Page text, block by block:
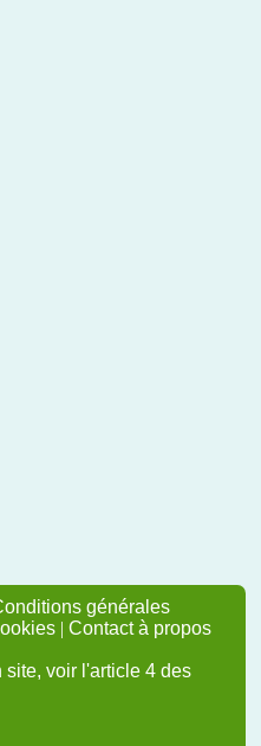
générales
| Contact à propos
site, voir l'article 4 des